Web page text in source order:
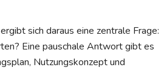
sich daraus eine zentrale Frage:
Eine pauschale Antwort gibt es
Nutzungskonzept und